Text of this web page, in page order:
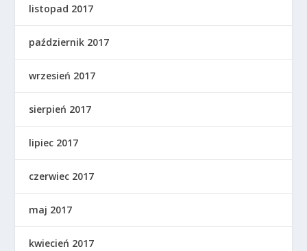
listopad 2017
październik 2017
wrzesień 2017
sierpień 2017
lipiec 2017
czerwiec 2017
maj 2017
kwiecień 2017